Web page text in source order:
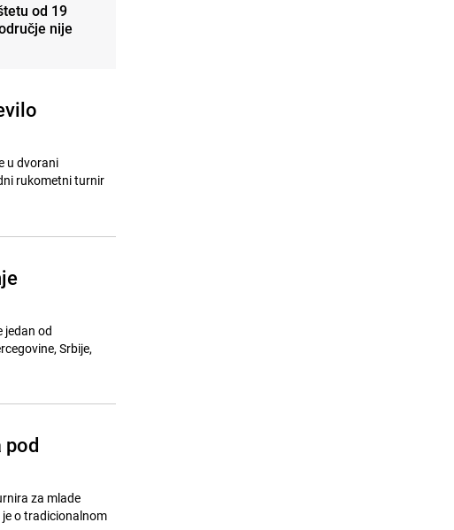
od 19
nije
u dvorani
rukometni turnir
jedan od
Srbije,
pod
za mlade
je o tradicionalnom